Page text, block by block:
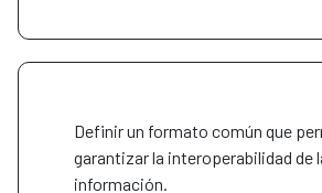
Definir un formato común que
garantizar la interoperabilidad de
información.